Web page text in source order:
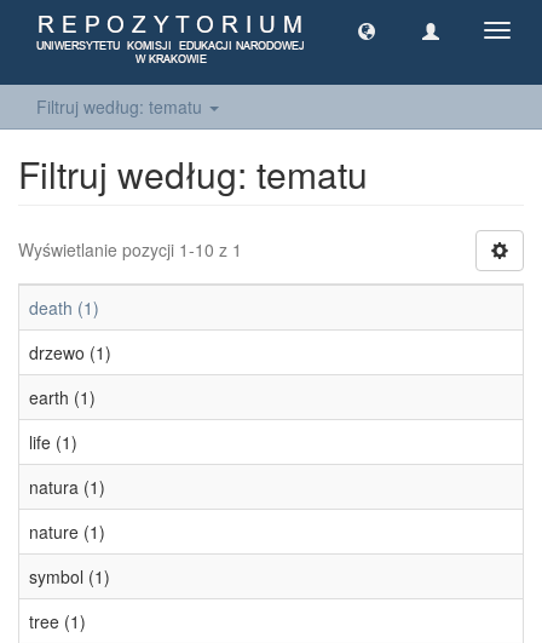
Filtruj według: tematu
Filtruj według: tematu
Wyświetlanie pozycji 1-10 z 1
death (1)
drzewo (1)
earth (1)
life (1)
natura (1)
nature (1)
symbol (1)
tree (1)